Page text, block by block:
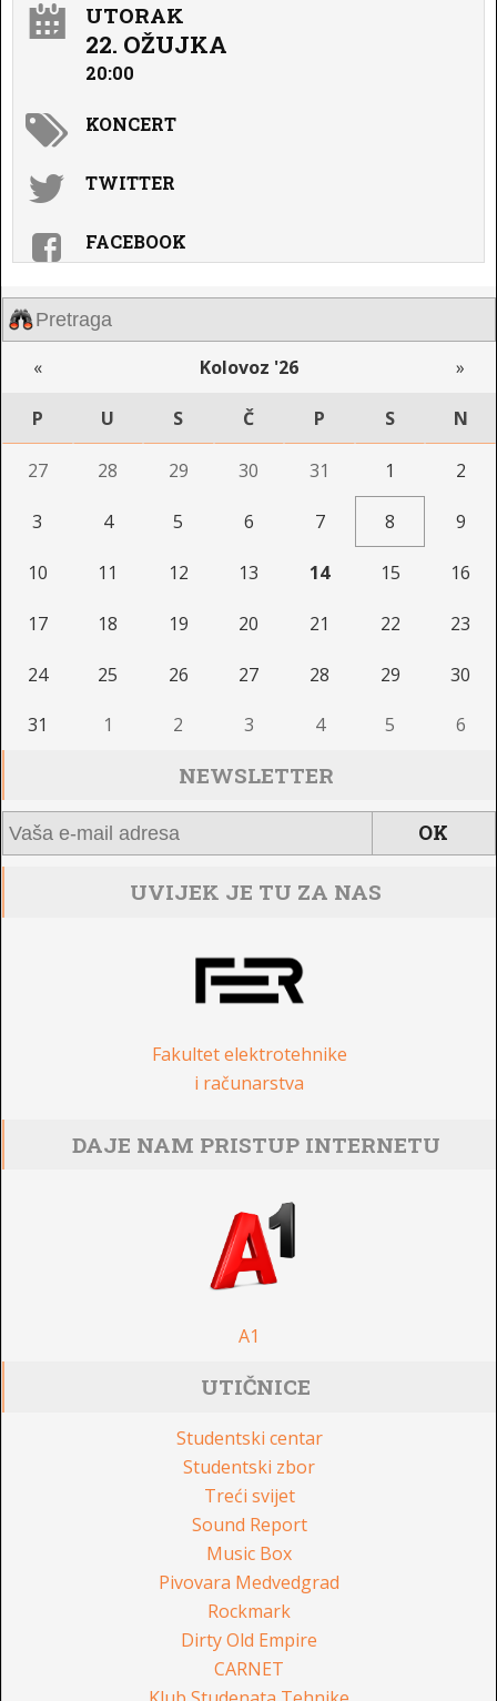
UTORAK
22. OŽUJKA
20:00
KONCERT
TWITTER
FACEBOOK
« Kolovoz '26 »
P U S Č P S N
27 28 29 30 31 1 2
3 4 5 6 7 8 9
10 11 12 13 14 15 16
17 18 19 20 21 22 23
24 25 26 27 28 29 30
31 1 2 3 4 5 6
NEWSLETTER
UVIJEK JE TU ZA NAS
Fakultet elektrotehnike
i računarstva
DAJE NAM PRISTUP INTERNETU
A1
UTIČNICE
Studentski centar
Studentski zbor
Treći svijet
Sound Report
Music Box
Pivovara Medvedgrad
Rockmark
Dirty Old Empire
CARNET